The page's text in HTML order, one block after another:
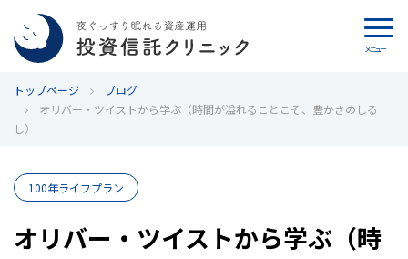
メニュー
カウンセリング
ブログ
代表カン・チュンド
投資信託クリニックとは
トップページ
ブログ
オリバー・ツイストから学ぶ（時間が溢れることこそ、豊かさのしる
し）
100年ライフプラン
オリバー・ツイストから学ぶ（時